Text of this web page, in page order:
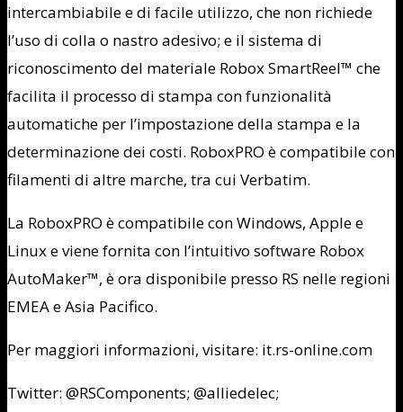
intercambiabile e di facile utilizzo, che non richiede
l’uso di colla o nastro adesivo; e il sistema di
riconoscimento del materiale Robox SmartReel™ che
facilita il processo di stampa con funzionalità
automatiche per l’impostazione della stampa e la
determinazione dei costi. RoboxPRO è compatibile con
filamenti di altre marche, tra cui Verbatim.
La RoboxPRO è compatibile con Windows, Apple e
Linux e viene fornita con l’intuitivo software Robox
AutoMaker™, è ora disponibile presso RS nelle regioni
EMEA e Asia Pacifico.
Per maggiori informazioni, visitare: it.rs-online.com
Twitter: @RSComponents; @alliedelec;